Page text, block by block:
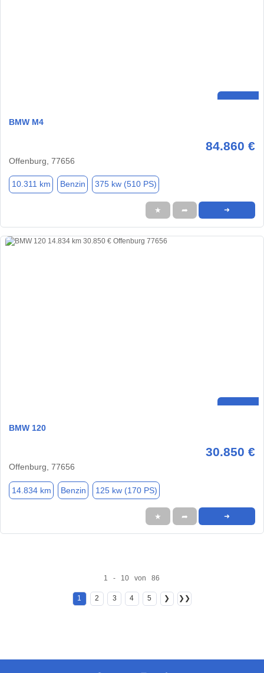
BMW M4
84.860 €
Offenburg, 77656
10.311 km Benzin 375 kw (510 PS)
★ ➦ ➜
BMW 120
30.850 €
Offenburg, 77656
14.834 km Benzin 125 kw (170 PS)
★ ➦ ➜
1 - 10 von 86
1 2 3 4 5 ❯ ❯❯